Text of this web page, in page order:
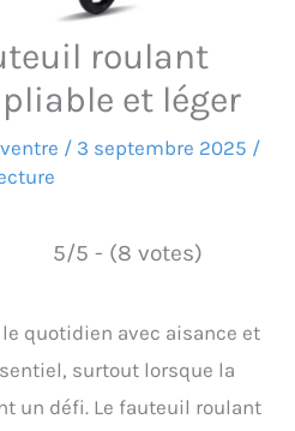
roulant
et léger
/ 3 septembre 2025 /
5/5 - (8 votes)
quotidien avec aisance et
surtout lorsque la
un défi. Le fauteuil roulant